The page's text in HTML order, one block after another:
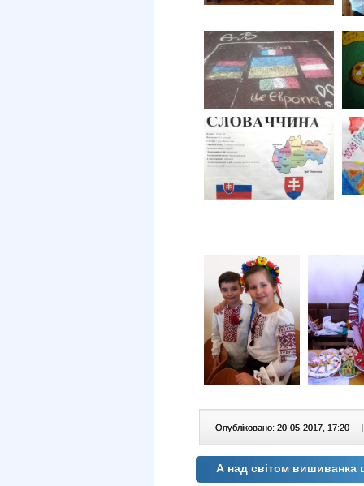
Опубліковано: 20-05-2017, 17:20 |
А над світом вишиванка